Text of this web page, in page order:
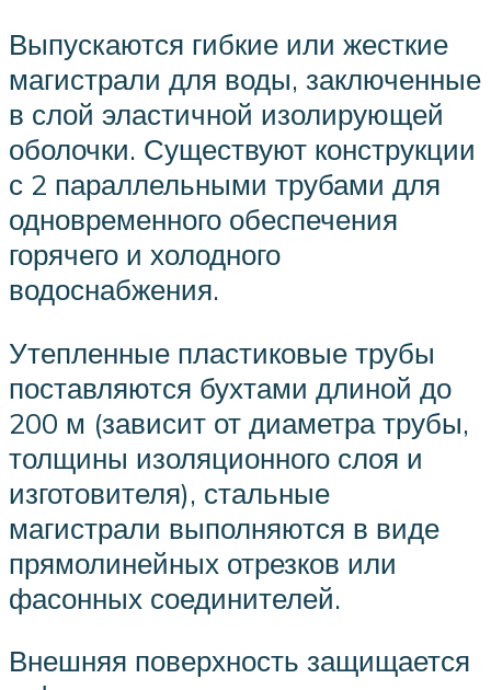
Выпускаются гибкие или жесткие
магистрали для воды, заключенные
в слой эластичной изолирующей
оболочки. Существуют конструкции
с 2 параллельными трубами для
одновременного обеспечения
горячего и холодного
водоснабжения.
Утепленные пластиковые трубы
поставляются бухтами длиной до
200 м (зависит от диаметра трубы,
толщины изоляционного слоя и
изготовителя), стальные
магистрали выполняются в виде
прямолинейных отрезков или
фасонных соединителей.
Внешняя поверхность защищается